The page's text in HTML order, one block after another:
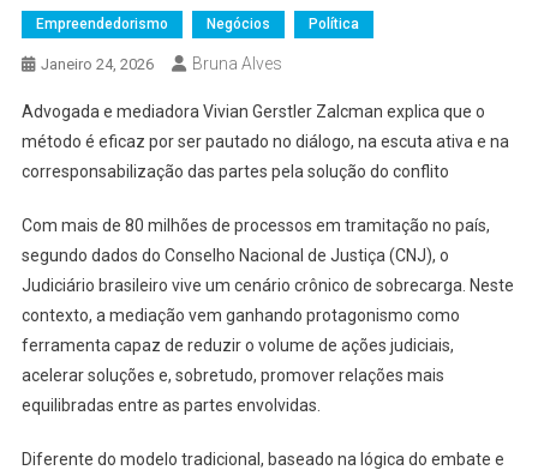
Empreendedorismo Negócios Política
Janeiro 24, 2026 Bruna Alves
Advogada e mediadora Vivian Gerstler Zalcman explica que o
método é eficaz por ser pautado no diálogo, na escuta ativa e na
corresponsabilização das partes pela solução do conflito
Com mais de 80 milhões de processos em tramitação no país,
segundo dados do Conselho Nacional de Justiça (CNJ), o
Judiciário brasileiro vive um cenário crônico de sobrecarga. Neste
contexto, a mediação vem ganhando protagonismo como
ferramenta capaz de reduzir o volume de ações judiciais,
acelerar soluções e, sobretudo, promover relações mais
equilibradas entre as partes envolvidas.
Diferente do modelo tradicional, baseado na lógica do embate e